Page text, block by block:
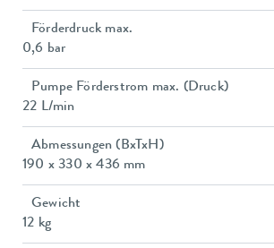
Förderdruck max.
0,6 bar
Pumpe Förderstrom max. (Druck)
22 L/min
Abmessungen (BxTxH)
190 x 330 x 436 mm
Gewicht
12 kg